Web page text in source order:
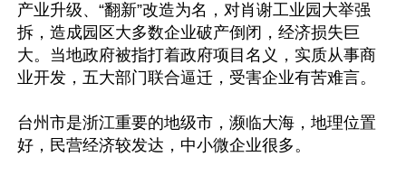
产业升级、“翻新”改造为名，对肖谢工业园大举强
拆，造成园区大多数企业破产倒闭，经济损失巨
大。当地政府被指打着政府项目名义，实质从事商
业开发，五大部门联合逼迁，受害企业有苦难言。
台州市是浙江重要的地级市，濒临大海，地理位置
好，民营经济较发达，中小微企业很多。